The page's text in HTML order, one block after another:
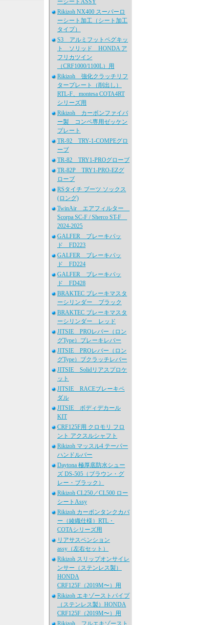
ーシートASSY
Rikizoh NX400 スーパーロ
ーシート加工（シート加工
タイプ）
S3 アルミフットペグキッ
ト ソリッド HONDA ア
フリカツイン
（CRF1000/1100L）用
Rikizoh 強化クラッチリフ
タープレート（削出し）
RTL-F、montesa COTA4RT
シリーズ用
Rikizoh カーボンファイバ
ー製 コンペ専用ゼッケン
プレート
TR-92 TRY-1-COMPEグロ
ーブ
TR-82 TRY1-PROグローブ
TR-82P TRY1-PRO-EZグ
ローブ
RSタイチ ブーツ ソックス
(ロング)
TwinAir エアフィルター
Scorpa SC-F / Sherco ST-F
2024-2025
GALFER ブレーキパッ
ド FD223
GALFER ブレーキパッ
ド FD224
GALFER ブレーキパッ
ド FD428
BRAKTEC ブレーキマスタ
ーシリンダー ブラック
BRAKTEC ブレーキマスタ
ーシリンダー レッド
JITSIE PROレバー（ロン
グType）ブレーキレバー
JITSIE PROレバー（ロン
グType）ブクラッチレバー
JITSIE Solidリアスプロケ
ット
JITSIE RACEブレーキペ
ダル
JITSIE ボディデカール
KIT
CRF125F用 クロモリ フロ
ント アクスルシャフト
Rikizoh マッスル4 テーパー
ハンドルバー
Daytona 極厚底防水シュー
ズ DS-505（ブラウン・グ
レー・ブラック）
Rikizoh CL250／CL500 ロー
シートAssy
Rikizoh カーボンタンクカバ
ー（綾織仕様）RTL・
COTAシリーズ用
リアサスペンション
assy（左右セット）
Rikizoh スリップオンサイレ
ンサー（ステンレス製）
HONDA
CRF125F（2019M〜）用
Rikizoh エキゾーストパイプ
（ステンレス製）HONDA
CRF125F（2019M〜）用